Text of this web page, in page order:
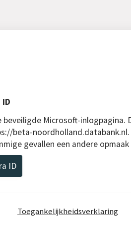
Microsoft-inlogpagina.
beta-
gevallen een andere opmaak
ID
Toegankelijkheidsverklaring